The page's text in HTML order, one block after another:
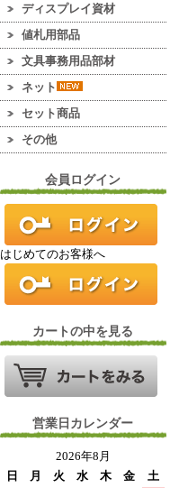
ディスプレイ資材
値札用部品
文具事務用品部材
ネット
セット商品
その他
会員ログイン
はじめてのお客様へ
カートの中を見る
営業日カレンダー
2026年8月
日
月 火 水 木 金
土